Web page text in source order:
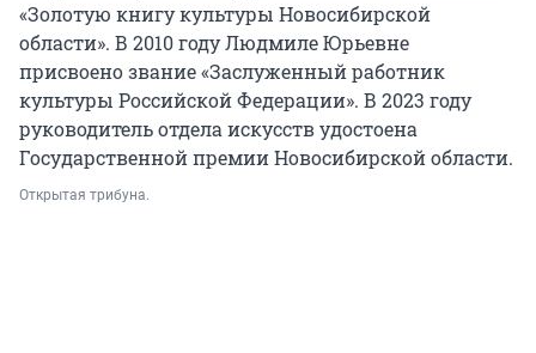
«Золотую книгу культуры Новосибирской
области». В 2010 году Людмиле Юрьевне
присвоено звание «Заслуженный работник
культуры Российской Федерации». В 2023 году
руководитель отдела искусств удостоена
Государственной премии Новосибирской области.
Открытая трибуна.